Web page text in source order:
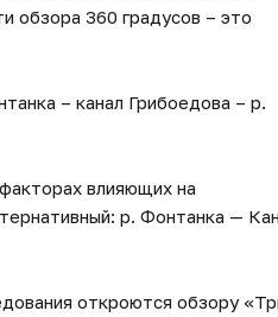
обзора 360 градусов – это
– канал Грибоедова – р.
влияющих на
р. Фонтанка —
откроются обзору